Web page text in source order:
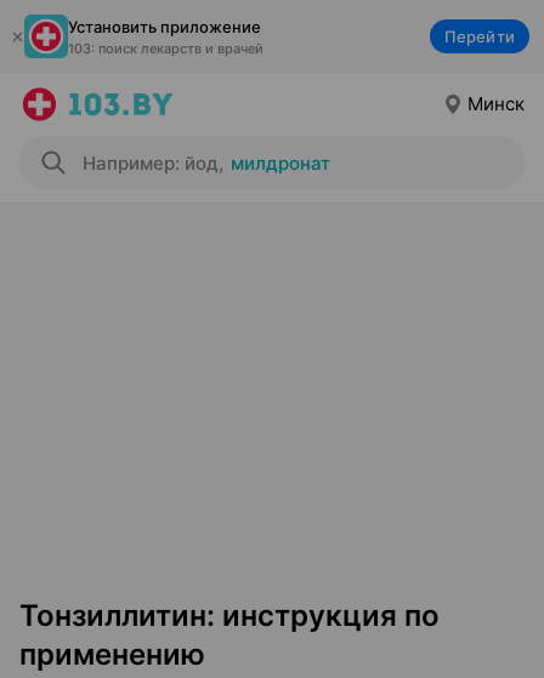
Установить приложение
103: поиск лекарств и врачей
Перейти
Минск
Например: йод, милдронат
Тонзиллитин: инструкция по
применению